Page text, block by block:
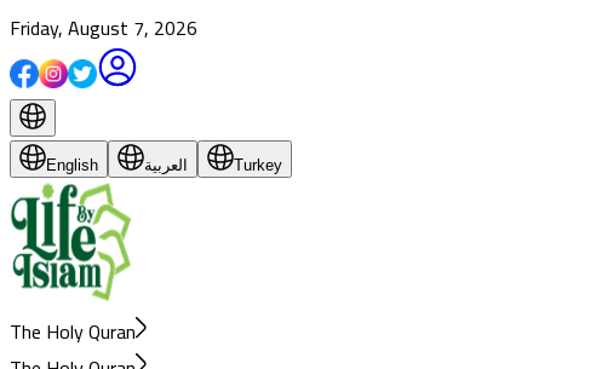
Friday, August 7, 2026
English العربية Turkey
The Holy Quran